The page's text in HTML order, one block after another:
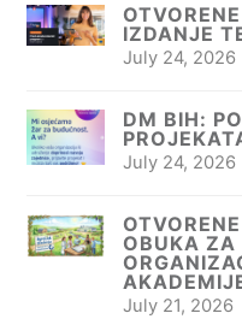
IZDANJE
July 24, 2026
DM BIH:
July 24, 2026
OBUKA ZA
July 21, 2026